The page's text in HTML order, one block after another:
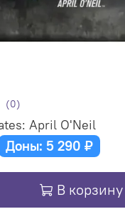
(0)
April O'Neil
Доны: 5 290 ₽
В корзину